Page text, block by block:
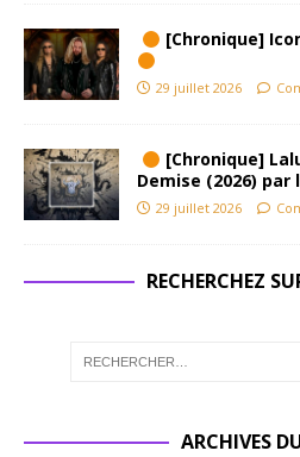
[Chronique]
29 juillet 2026
[Chronique]
Demise (2026) par
29 juillet 2026
RECHERCHEZ
ARCHIVES